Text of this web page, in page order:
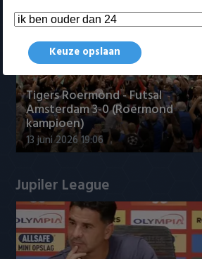
Samenvattingen Eredivisie
Tigers Roermond - Futsal
Amsterdam 3-0 (Roermond
kampioen)
13 juni 2026 19:06
Jupiler League
Keuze opslaan